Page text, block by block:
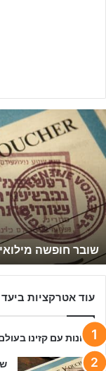
ש
ו
ב
ר
פ
ש
י
ל
י
ם
שובר חופשה
עוד אטרקציות ביעד
מלונות עם קזינו